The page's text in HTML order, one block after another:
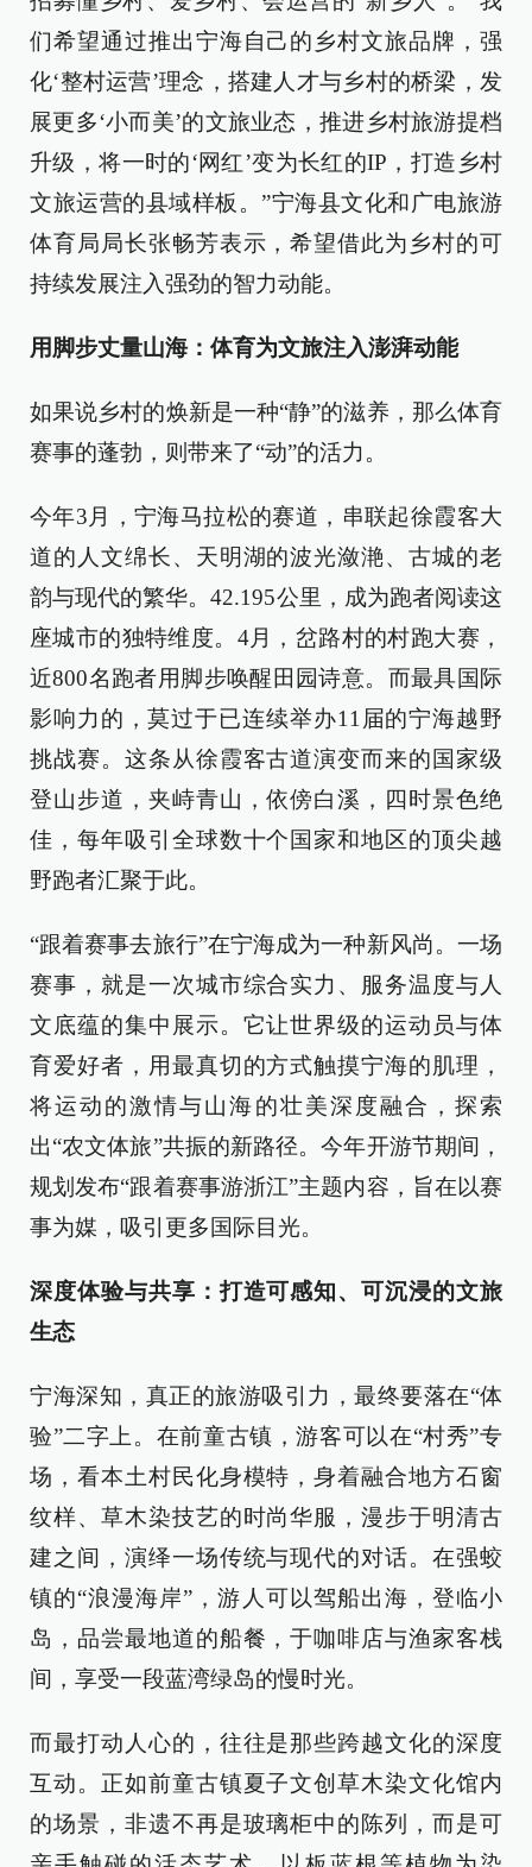
们希望通过推出宁海自己的乡村文旅品牌，强
化‘整村运营’理念，搭建人才与乡村的桥梁，发
展更多‘小而美’的文旅业态，推进乡村旅游提档
升级，将一时的‘网红’变为长红的IP，打造乡村
文旅运营的县域样板。”宁海县文化和广电旅游
体育局局长张畅芳表示，希望借此为乡村的可
持续发展注入强劲的智力动能。
用脚步丈量山海：体育为文旅注入澎湃动能
如果说乡村的焕新是一种“静”的滋养，那么体育
赛事的蓬勃，则带来了“动”的活力。
今年3月，宁海马拉松的赛道，串联起徐霞客大
道的人文绵长、天明湖的波光潋滟、古城的老
韵与现代的繁华。42.195公里，成为跑者阅读这
座城市的独特维度。4月，岔路村的村跑大赛，
近800名跑者用脚步唤醒田园诗意。而最具国际
影响力的，莫过于已连续举办11届的宁海越野
挑战赛。这条从徐霞客古道演变而来的国家级
登山步道，夹峙青山，依傍白溪，四时景色绝
佳，每年吸引全球数十个国家和地区的顶尖越
野跑者汇聚于此。
“跟着赛事去旅行”在宁海成为一种新风尚。一场
赛事，就是一次城市综合实力、服务温度与人
文底蕴的集中展示。它让世界级的运动员与体
育爱好者，用最真切的方式触摸宁海的肌理，
将运动的激情与山海的壮美深度融合，探索
出“农文体旅”共振的新路径。今年开游节期间，
规划发布“跟着赛事游浙江”主题内容，旨在以赛
事为媒，吸引更多国际目光。
深度体验与共享：打造可感知、可沉浸的文旅
生态
宁海深知，真正的旅游吸引力，最终要落在“体
验”二字上。在前童古镇，游客可以在“村秀”专
场，看本土村民化身模特，身着融合地方石窗
纹样、草木染技艺的时尚华服，漫步于明清古
建之间，演绎一场传统与现代的对话。在强蛟
镇的“浪漫海岸”，游人可以驾船出海，登临小
岛，品尝最地道的船餐，于咖啡店与渔家客栈
间，享受一段蓝湾绿岛的慢时光。
而最打动人心的，往往是那些跨越文化的深度
互动。正如前童古镇夏子文创草木染文化馆内
的场景，非遗不再是玻璃柜中的陈列，而是可